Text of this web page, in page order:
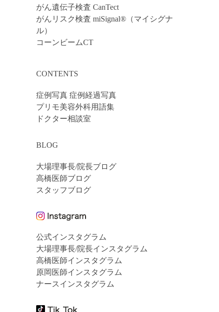
がん遺伝子検査 CanTect
がんリスク検査 miSignal®（マイシグナ
ル）
コーンビームCT
CONTENTS
症例写真 症例経過写真
プリモ美容外科用語集
ドクター相談室
BLOG
大場理事長/院長ブログ
高橋医師ブログ
スタッフブログ
公式インスタグラム
大場理事長/院長インスタグラム
高橋医師インスタグラム
原岡医師インスタグラム
ナースインスタグラム